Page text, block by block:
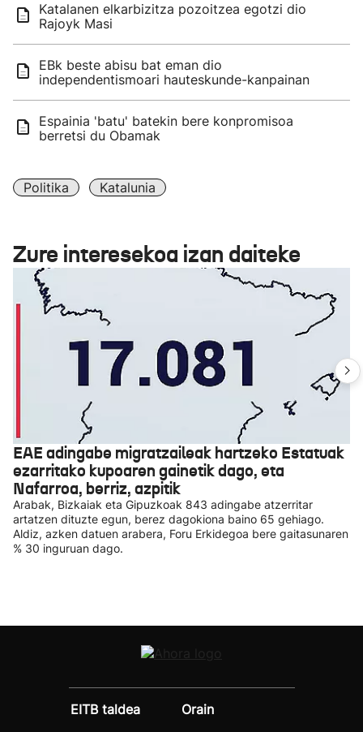
Katalanen elkarbizitza pozoitzea egotzi dio
Rajoyk Masi
EBk beste abisu bat eman dio
independentismoari hauteskunde-kanpainan
Espainia 'batu' batekin bere konpromisoa
berretsi du Obamak
Politika Katalunia
Zure interesekoa izan daiteke
EAE adingabe migratzaileak hartzeko Estatuak
ezarritako kupoaren gainetik dago, eta
Nafarroa, berriz, azpitik
Arabak, Bizkaiak eta Gipuzkoak 843 adingabe atzerritar
artatzen dituzte egun, berez dagokiona baino 65 gehiago.
Aldiz, azken datuen arabera, Foru Erkidegoa bere gaitasunaren
% 30 inguruan dago.
EITB taldea
Orain